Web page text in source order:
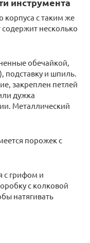
корпуса с таким же
несколько
обечайкой,
подставку и шпиль.
закреплен петлей
дужка
Металлический
порожек с
с грифом и
с колковой
натягивать